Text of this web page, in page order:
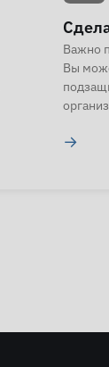
Важно
Вы
→